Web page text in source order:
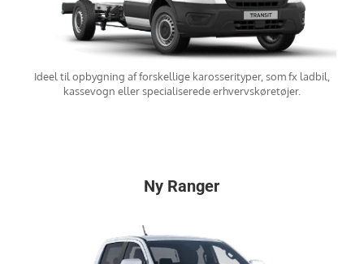
Ideel til opbygning af forskellige karosserityper, som fx ladbil,
kassevogn eller specialiserede erhvervskøretøjer.
Ny Ranger